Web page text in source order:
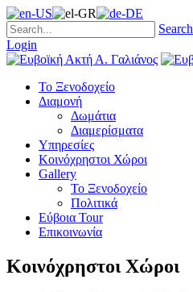
Search
Login
Το Ξενοδοχείο
Διαμονή
Δωμάτια
Διαμερίσματα
Υπηρεσίες
Κοινόχρηστοι Χώροι
Gallery
Το Ξενοδοχείο
Πολιτικά
Εύβοια Tour
Επικοινωνία
Κοινόχρηστοι Χώροι